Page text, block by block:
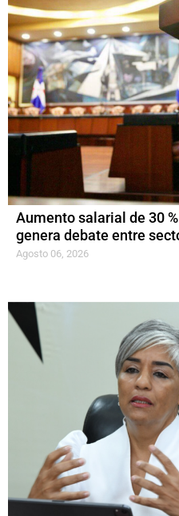
Aumento salarial de 30
genera debate entre
Agosto 06, 2026